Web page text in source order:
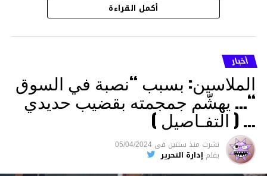
ووفقا لتقرير الطبيب الشرعي، توفيت نوكينوفا
متأثرة بصدمة في الدماغ، وكانت إحدى عظام
أنفها مكسورة وكانت هناك كدمات متعددة على
وجهها ورأسها وذراعيها ويديها.
ويواجه بيشيمباييف (43 عاما) اتهامات بالتعذيب
والقتل باستخدام العنف الشديد ويواجه عقوبة
السجن لمدة تصل إلى 20 عاما.
الأخبار
أكمل القراءة
أخبار
الملاسين: بسبب “نصبة في السوق
“… يهشّم جمجمته بقضيب حديدي
… ( التفـاصيل )
نشرت منذ سنتين فى 05/04/2024
بقلم إدارة التحرير